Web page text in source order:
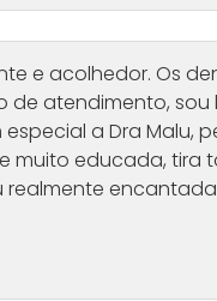
e acolhedor. Os
de atendimento,
a Dra Malu,
muito educada, tira